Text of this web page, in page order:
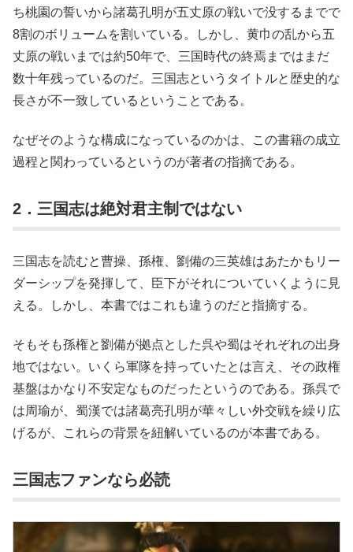
ち桃園の誓いから諸葛孔明が五丈原の戦いで没するまでで
8割のボリュームを割いている。しかし、黄巾の乱から五
丈原の戦いまでは約50年で、三国時代の終焉まではまだ
数十年残っているのだ。三国志というタイトルと歴史的な
長さが不一致しているということである。
なぜそのような構成になっているのかは、この書籍の成立
過程と関わっているというのが著者の指摘である。
2．三国志は絶対君主制ではない
三国志を読むと曹操、孫権、劉備の三英雄はあたかもリー
ダーシップを発揮して、臣下がそれについていくように見
える。しかし、本書ではこれも違うのだと指摘する。
そもそも孫権と劉備が拠点とした呉や蜀はそれぞれの出身
地ではない。いくら軍隊を持っていたとは言え、その政権
基盤はかなり不安定なものだったというのである。孫呉で
は周瑜が、蜀漢では諸葛亮孔明が華々しい外交戦を繰り広
げるが、これらの背景を紐解いているのが本書である。
三国志ファンなら必読